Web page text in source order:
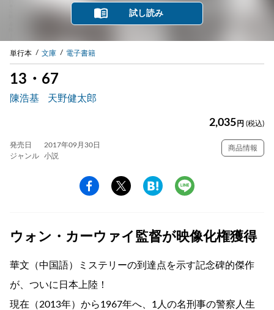
試し読み
単行本 文庫 電子書籍
13・67
陳浩基 天野健太郎
2,035 円 (税込)
発売日
2017年09月30日
ジャンル
小説
商品情報
ウォン・カーウァイ監督が映像化権獲得
華文（中国語）ミステリーの到達点を示す記念碑的傑作
が、ついに日本上陸！
現在（2013年）から1967年へ、1人の名刑事の警察人生